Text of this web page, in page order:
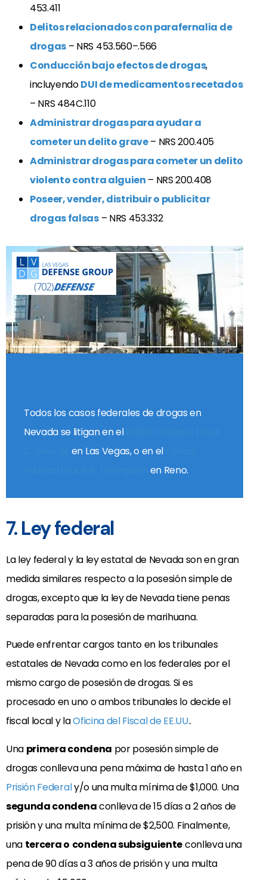
453.411
Delitos relacionados con parafernalia de
drogas – NRS 453.560–.566
Conducción bajo efectos de drogas,
incluyendoDUI de medicamentos recetados
– NRS 484C.110
Administrar drogas para ayudar a
cometer un delito grave– NRS 200.405
Administrar drogas para cometer un delito
violento contra alguien – NRS 200.408
Poseer, vender, distribuir o publicitar
drogas falsas– NRS 453.332
Todos los casos federales de drogas en
Nevada se litigan en el
en Las Vegas, o en el
en Reno.
7. Ley federal
La ley federal y la ley estatal de Nevada son en gran
medida similares respecto a la posesión simple de
drogas, excepto que la ley de Nevada tiene penas
separadas para la posesión de marihuana.
Puede enfrentar cargos tanto en los tribunales
estatales de Nevada como en los federales por el
mismo cargo de posesión de drogas. Si es
procesado en uno o ambos tribunales lo decide el
fiscal local y laOficina del Fiscal de EE.UU..
Una primera condena por posesión simple de
drogas conlleva una pena máxima de hasta 1 año en
Prisión Federaly/o una multa mínima de $1,000. Una
segunda condenaconlleva de 15 días a 2 años de
prisión y una multa mínima de $2,500. Finalmente,
una tercera o condena subsiguienteconlleva una
pena de 90 días a 3años de prisión y una multa